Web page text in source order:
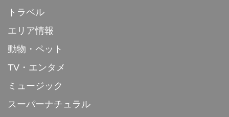
トラベル
エリア情報
動物・ペット
TV・エンタメ
ミュージック
スーパーナチュラル